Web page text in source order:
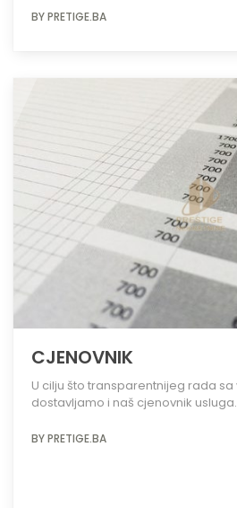
BY PRETIGE.BA
CJENOVNIK
U cilju što transparentnijeg rada
dostavljamo i naš cjenovnik
BY PRETIGE.BA